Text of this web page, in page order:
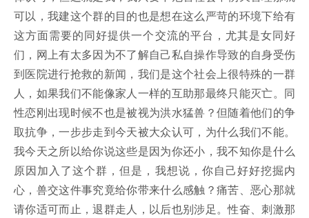
可以，我建这个群的目的也是想在这么严苛的环境下给有
这方面需要的同好提供一个交流的平台，尤其是女同好
们，网上有太多因为不了解自己私自操作导致的自身受伤
到医院进行抢救的新闻，我们是这个社会上很特殊的一群
人，如果我们不能像家人一样的互助那最终只能灭亡。同
性恋刚出现时候不也是被视为洪水猛兽？但随着他们的争
取抗争，一步步走到今天被大众认可，为什么我们不能。
我今天之所以给你说这些是因为你还小，我不知你是什么
原因加入了这个群，但是，我想说，你自己好好挖掘内
心，兽交这件事究竟给你带来什么感触？痛苦、恶心那就
请你适可而止，退群走人，以后也别涉足。性奋、刺激那